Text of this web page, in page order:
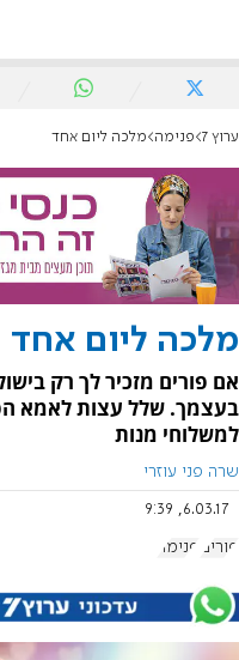
ערוץ 7 פנימה מלכה ליום אחד
מלכה ליום אחד
אם פורים מזכיר לך רק
בעצמך. שלל עצות לאמא
למשלוחי מנות
שרה פני עוזרי
6.03.17, 9:39
פורים פנימה